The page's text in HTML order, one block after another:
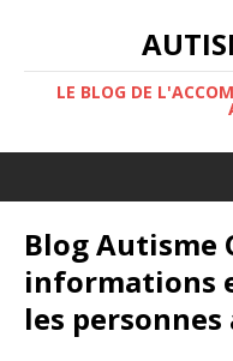
LE BLOG DE
Blog Autisme
informations
les